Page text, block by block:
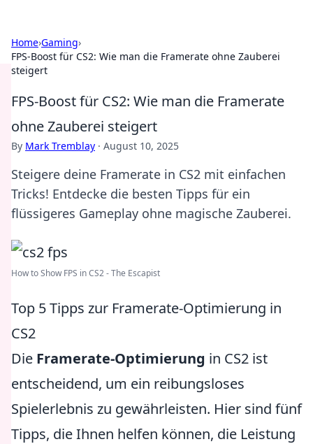
Home›Gaming›
FPS-Boost für CS2: Wie man die Framerate ohne Zauberei
steigert
FPS-Boost für CS2: Wie man die Framerate
ohne Zauberei steigert
By Mark Tremblay · August 10, 2025
Steigere deine Framerate in CS2 mit einfachen
Tricks! Entdecke die besten Tipps für ein
flüssigeres Gameplay ohne magische Zauberei.
How to Show FPS in CS2 - The Escapist
Top 5 Tipps zur Framerate-Optimierung in
CS2
Die Framerate-Optimierung in CS2 ist
entscheidend, um ein reibungsloses
Spielerlebnis zu gewährleisten. Hier sind fünf
Tipps, die Ihnen helfen können, die Leistung